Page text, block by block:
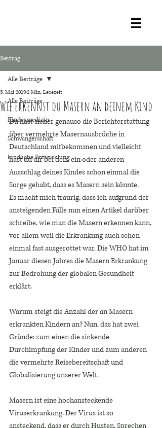
Beitrag
Alle Beiträge
Kindermedizin
Schwangerschaft
kindliche Entwicklung
Alle Beiträge
Wie erkennst du Masern an deinem Kind
5. Mai 20192 Min. Lesezeit
Du hast sicher genauso die Berichterstattung
über vermehrte Masernausbrüche in
Deutschland mitbekommen und vielleicht
hast du dir bei dem ein oder anderen
Ausschlag deines Kindes schon einmal die
Sorge gehabt, dass es Masern sein könnte.
Es macht mich traurig, dass ich aufgrund der
ansteigenden Fälle nun einen Artikel darüber
schreibe, wie man die Masern erkennen kann,
vor allem weil die Erkrankung auch schon
einmal fast ausgerottet war. Die WHO hat im
Januar diesen Jahres die Masern Erkrankung
zur Bedrohung der globalen Gesundheit
erklärt.
Warum steigt die Anzahl der an Masern
erkrankten Kindern an? Nun, das hat zwei
Gründe: zum einen die sinkende
Durchimpfung der Kinder und zum anderen
die vermehrte Reisebereitschaft und
Globalisierung unserer Welt.
Masern ist eine hochansteckende
Viruserkrankung. Der Virus ist so
ansteckend, dass er durch Husten, Sprechen